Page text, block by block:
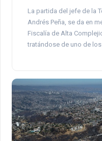
La partida del jefe de la
Andrés Peña, se da en
Fiscalía de Alta
tratándose de uno de